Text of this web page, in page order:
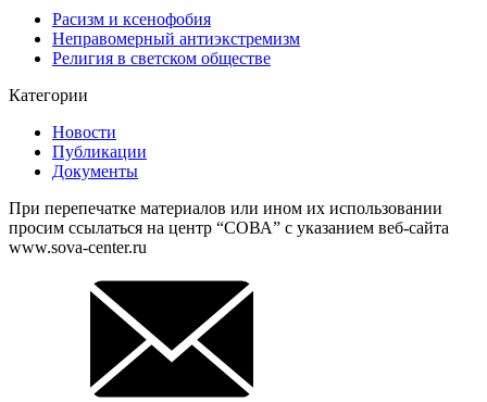
Расизм и ксенофобия
Неправомерный антиэкстремизм
Религия в светском обществе
Категории
Новости
Публикации
Документы
При перепечатке материалов или ином их использовании
просим ссылаться на центр “СОВА” с указанием веб-сайта
www.sova-center.ru